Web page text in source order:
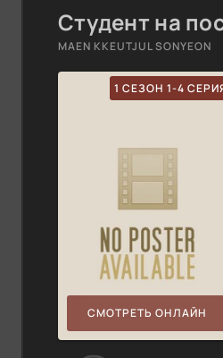
Студент на
MAEN KKEUTJUL SONYEON
1 СЕЗОН 1-4
СМОТРЕТЬ ОНЛАЙН